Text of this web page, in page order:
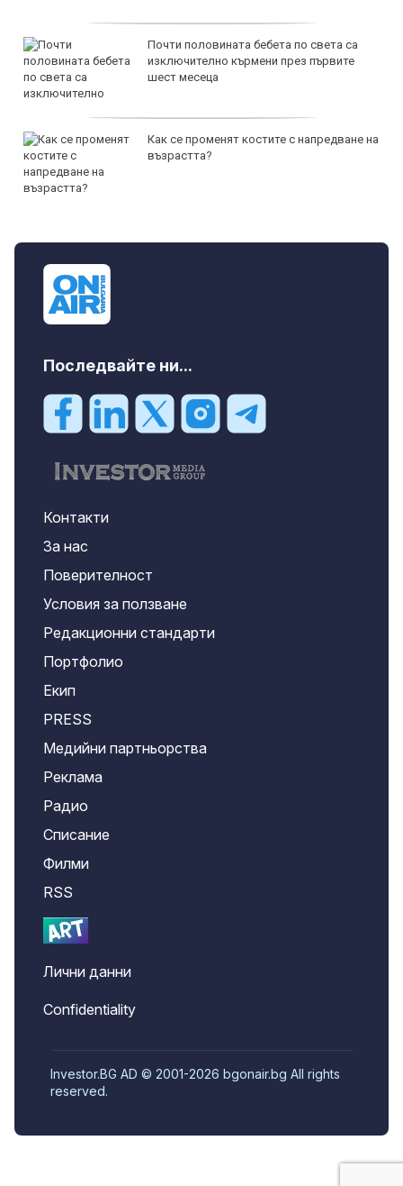
Почти половината бебета по света са
изключително кърмени през първите
шест месеца
Как се променят костите с напредване на
възрастта?
Последвайте ни...
Контакти
За нас
Поверителност
Условия за ползване
Редакционни стандарти
Портфолио
Екип
PRESS
Медийни партньорства
Реклама
Радио
Списание
Филми
RSS
Лични данни
Confidentiality
Investor.BG AD © 2001-2026 bgonair.bg All rights
reserved.